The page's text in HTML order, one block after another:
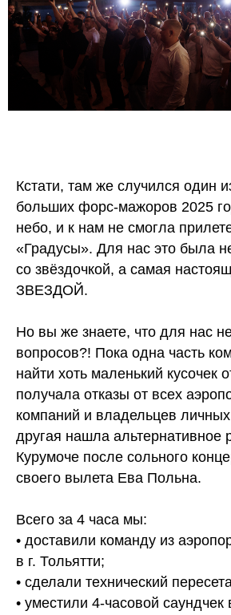
Кстати, там же случился один
больших форс‑мажоров 2025
небо, и к нам не смогла
«Градусы». Для нас это была
со звёздочкой, а самая
ЗВЕЗДОЙ.
Но вы же знаете, что для нас
вопросов?! Пока одна часть
найти хоть маленький кусочек
получала отказы от всех
компаний и владельцев
другая нашла альтернативное
Курумоче после сольного
своего вылета Ева Польна.
Всего за 4 часа мы:
• доставили команду из
в г. Тольятти;
• сделали технический
• уместили 4-часовой саундчек